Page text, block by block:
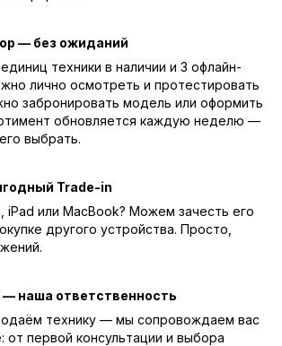
— без ожиданий
техники в наличии и 3 офлайн-
лично осмотреть и протестировать
забронировать модель или оформить
обновляется каждую неделю —
выбрать.
Trade-in
iPad или MacBook? Можем зачесть его
другого устройства. Просто,
наша ответственность
технику — мы сопровождаем вас
от первой консультации и выбора